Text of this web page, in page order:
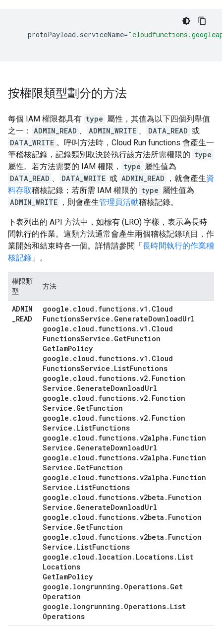
protoPayload . serviceName=
按權限類型劃分的方法
每個 IAM 權限都具有 type 屬性，其值為以下四個列舉值
之一： ADMIN_READ 、 ADMIN_WRITE 、 DATA_READ 或
DATA_WRITE 。呼叫方法時，Cloud Run functions 會產生一
筆稽核記錄，記錄類別取決於執行該方法所需權限的 type
屬性。若方法需要的 IAM 權限，
type 屬性值為
DATA_READ 、 DATA_WRITE 或 ADMIN_READ ，就會產生資
料存取稽核記錄；若所需 IAM 權限的 type 屬性值為
ADMIN_WRITE ，則會產生管理員活動稽核記錄。
下表列出的 API 方法中，如標有 (LRO) 字樣，表示為長時
間執行的作業。這類方法通常會產生兩個稽核記錄項目，作
業開始和結束時各一個。詳情請參閱「長時間執行的作業稽
核記錄 」。
權限類
型
方法
ADMIN
_READ
google . cloud . functions.v1 . Cloud
FunctionsService . GenerateDownloadUrl
google . cloud . functions.v1 . Cloud
FunctionsService . GetFunction
GetIamPolicy
google . cloud . functions.v1 . Cloud
FunctionsService . ListFunctions
google . cloud . functions.v2. Function
Service . GenerateDownloadUrl
google . cloud . functions.v2. Function
Service . GetFunction
google . cloud . functions.v2. Function
Service . ListFunctions
google . cloud . functions.v2alpha . Function
Service . GenerateDownloadUrl
google . cloud . functions.v2alpha . Function
Service . GetFunction
google . cloud . functions.v2alpha . Function
Service . ListFunctions
google . cloud . functions.v2beta . Function
Service . GenerateDownloadUrl
google . cloud . functions.v2beta . Function
Service . GetFunction
google . cloud . functions.v2beta . Function
Service . ListFunctions
google . cloud . location . Locations. List
Locations
GetIamPolicy
google . longrunning . Operations. Get
Operation
google . longrunning . Operations. List
Operations